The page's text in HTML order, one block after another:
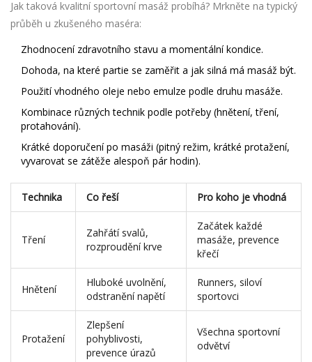
Jak taková kvalitní sportovní masáž probíhá? Mrkněte na typický
průběh u zkušeného maséra:
Zhodnocení zdravotního stavu a momentální kondice.
Dohoda, na které partie se zaměřit a jak silná má masáž být.
Použití vhodného oleje nebo emulze podle druhu masáže.
Kombinace různých technik podle potřeby (hnětení, tření,
protahování).
Krátké doporučení po masáži (pitný režim, krátké protažení,
vyvarovat se zátěže alespoň pár hodin).
Technika Co řeší Pro koho je vhodná
Tření
Zahřátí svalů,
rozproudění krve
Začátek každé
masáže, prevence
křečí
Hnětení
Hluboké uvolnění,
odstranění napětí
Runners, siloví
sportovci
Protažení
Zlepšení
pohyblivosti,
prevence úrazů
Všechna sportovní
odvětví